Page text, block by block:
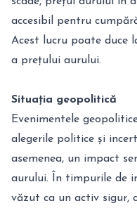
accesibil pentru
Acest lucru poate duce
a prețului aurului.
Situația geopolitică
Evenimentele
alegerile politice și
asemenea, un impact
aurului. În timpurile de
văzut ca un activ sigur,